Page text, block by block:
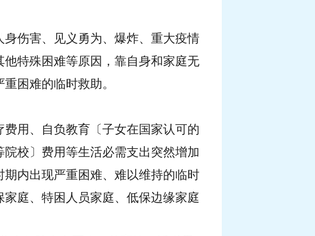
伤害、见义勇为、爆炸、重大疫情
特殊困难等原因，靠自身和家庭无
困难的临时救助。
用、自负教育〔子女在国家认可的
校〕费用等生活必需支出突然增加
内出现严重困难、难以维持的临时
庭、特困人员家庭、低保边缘家庭